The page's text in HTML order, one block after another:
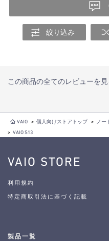
絞り込み
この商品の全てのレビューを見
VAIO > 個人向けストアトップ > ノー
> VAIO S13
VAIO STORE
利用規約
特定商取引法に基づく記載
製品一覧